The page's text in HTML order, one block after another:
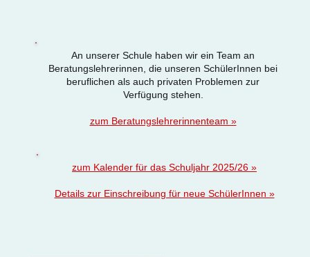
An unserer Schule haben wir ein Team an
Beratungslehrerinnen, die unseren SchülerInnen bei
beruflichen als auch privaten Problemen zur
Verfügung stehen.
zum Beratungslehrerinnenteam »
zum Kalender für das Schuljahr 2025/26 »
Details zur Einschreibung für neue SchülerInnen »